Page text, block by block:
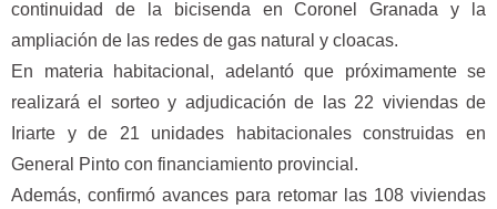
continuidad de la bicisenda en Coronel Granada y la
ampliación de las redes de gas natural y cloacas.
En materia habitacional, adelantó que próximamente se
realizará el sorteo y adjudicación de las 22 viviendas de
Iriarte y de 21 unidades habitacionales construidas en
General Pinto con financiamiento provincial.
Además, confirmó avances para retomar las 108 viviendas